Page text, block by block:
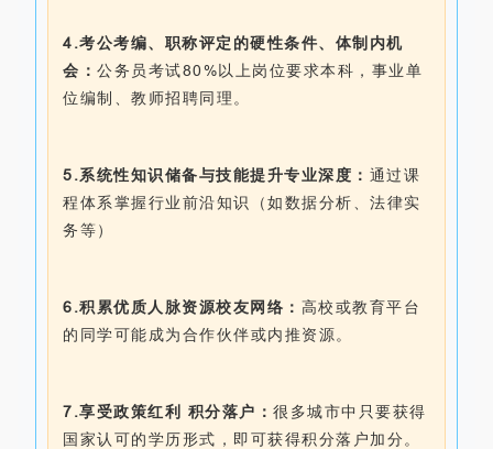
4.考公考编、职称评定的硬性条件、体制内机
会： 公务员考试80%以上岗位要求本科，事业单
位编制、教师招聘同理。
5.系统性知识储备与技能提升专业深度： 通过课
程体系掌握行业前沿知识（如数据分析、法律实
务等）
6.积累优质人脉资源校友网络： 高校或教育平台
的同学可能成为合作伙伴或内推资源。
7.享受政策红利 积分落户： 很多城市中只要获得
国家认可的学历形式，即可获得积分落户加分。